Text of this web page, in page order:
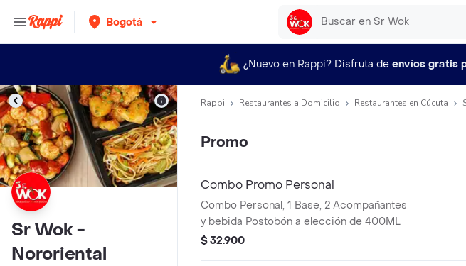
Bogotá
¿Nuevo en Rappi? Disfruta de envíos gratis
Sr Wok -
Nororiental
Rappi Restaurantes a Domicilio Restaurantes en Cúcuta
Promo
Combo Promo Personal
Combo Personal, 1 Base, 2 Acompañantes
y bebida Postobón a elección de 400ML
$ 32.900